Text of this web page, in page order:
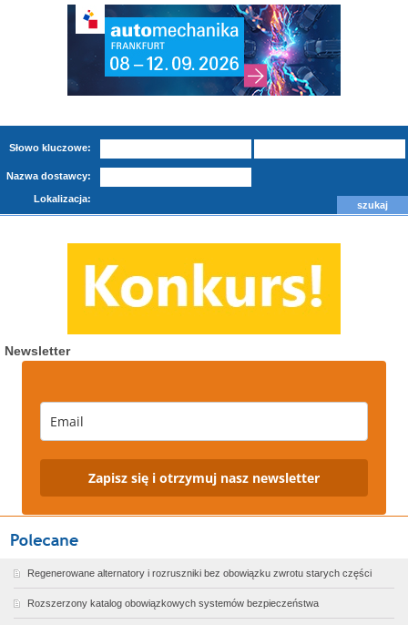
Słowo kluczowe:
Nazwa dostawcy:
Lokalizacja:
Newsletter
Zapisz się i otrzymuj nasz newsletter
Regenerowane alternatory i rozruszniki bez obowiązku zwrotu starych części
Rozszerzony katalog obowiązkowych systemów bezpieczeństwa